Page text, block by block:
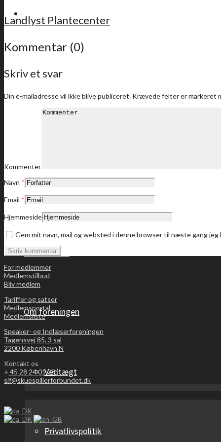
For medlemmer
Sidste nyt
Dine medlemstilbud
Bliv medlem
Om foreningen
Vedtægt
Privatlivspolitik
Landlyst Plantecenter
Kommentar (0)
Skriv et svar
Din e-mailadresse vil ikke blive publiceret. Krævede felter er markeret
Kommenter
Navn *
Email *
Hjemmeside
Gem mit navn, mail og websted i denne browser til næste gang jeg
For medlemmer
Medlemstilbud
Bliv medlem
Tariffer og satser
Medlemsportal
Medlemsliste
Speaker- og Indlæserforeningen
Tagensvej 85, 3 sal
2200 København N
Kontakt os
+ 45 28 24 01 23
sif@skuespillerforbundet.dk